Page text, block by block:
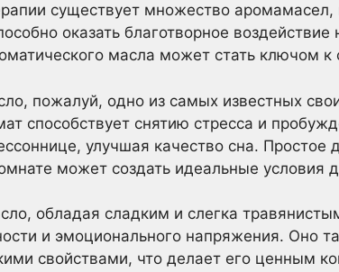
существует множество
оказать благотворное
масла может стать ключом
пожалуй, одно из самых известных
способствует снятию стресса и
улучшая качество сна. Простое
может создать идеальные условия
обладая сладким и слегка
и эмоционального напряжения. Оно
свойствами, что делает его ценным